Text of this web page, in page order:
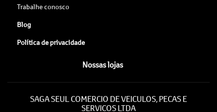
Trabalhe conosco
Blog
Política de privacidade
Nossas lojas
SAGA SEUL COMERCIO DE VEICULOS, PECAS E
SERVICOS LTDA